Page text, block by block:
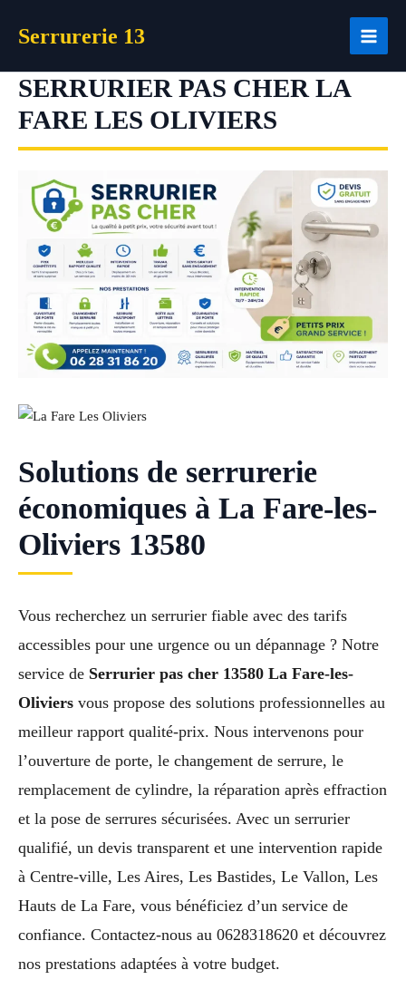
Serrurerie 13
SERRURIER PAS CHER LA
FARE LES OLIVIERS
Solutions de serrurerie
économiques à La Fare-les-
Oliviers 13580
Vous recherchez un serrurier fiable avec des tarifs
accessibles pour une urgence ou un dépannage ? Notre
service de Serrurier pas cher 13580 La Fare-les-
Oliviers vous propose des solutions professionnelles au
meilleur rapport qualité-prix. Nous intervenons pour
l’ouverture de porte, le changement de serrure, le
remplacement de cylindre, la réparation après effraction
et la pose de serrures sécurisées. Avec un serrurier
qualifié, un devis transparent et une intervention rapide
à Centre-ville, Les Aires, Les Bastides, Le Vallon, Les
Hauts de La Fare, vous bénéficiez d’un service de
confiance. Contactez-nous au 0628318620 et découvrez
nos prestations adaptées à votre budget.